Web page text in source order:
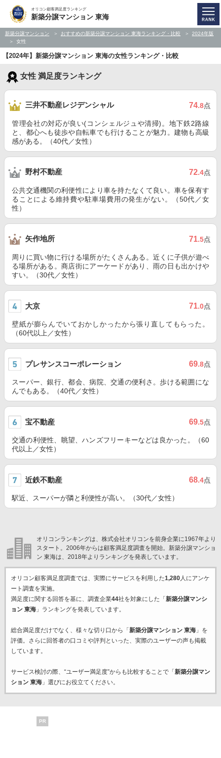
オリコン顧客満足度ランキング
新築分譲マンション 東海
新築分譲マンション おすすめの新築分譲マンション 東海ランキング・比較
2024年版
女性
【2024年】新築分譲マンション 東海の女性ランキング・比較
女性 満足度ランキング
三井不動産レジデンシャル 74.8点
管理会社の対応が良い(コンシェルジュや清掃)。地下鉄2路線
と、都心へも徒歩や自転車でも行けることが魅力。建物も高級
感がある。（40代／女性）
野村不動産 72.4点
公共交通機関の利便性により車を持たなくて良い。車を保有す
ることによる維持費や駐車場費用の発生がない。（50代／女
性）
矢作地所 71.5点
周りに買い物に行ける場所がたくさんある。近くに子供が遊べ
る場所がある。商店街にアーケードがあり、雨の日も出かけや
すい。（30代／女性）
大京 71.0点
壁紙が膨らんでいておかしかったから張り直してもらった。
（60代以上／女性）
プレサンスコーポレーション 69.8点
スーパー、銀行、都会、病院、交通の便利さ。歩ける範囲にな
んでもある。（40代／女性）
宝不動産 69.5点
交通の利便性、眺望、ハンズフリーキーなどは良かった。（60
代以上／女性）
近鉄不動産 68.4点
駅近、スーパーが隣と利便性が高い。（30代／女性）
オリコンランキングは、株式会社オリコンを前身企業に1967年より
スタート。2006年からは顧客満足度調査を開始。新築分譲マンショ
ン 東海は、2018年よりランキングを発表しています。
オリコン顧客満足度調査では、実際にサービスを利用した1,280人にアンケ
ート調査を実施。
満足度に関する回答を基に、調査企業44社を対象にした「 新築分譲マンシ
ョン 東海」ランキングを発表しています。
総合満足度だけでなく、様々な切り口から「 新築分譲マンション 東海」を
評価。さらに回答者の口コミや評判といった、実際のユーザーの声も掲載
しています。
サービス検討の際、“ユーザー満足度”からも比較することで「 新築分譲マン
ション 東海」選びにお役立てください。
PR